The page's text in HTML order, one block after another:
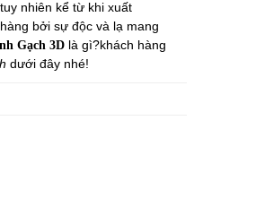
nhiên kể từ khi xuất
bởi sự độc và lạ mang
Gạch 3D là gì?khách hàng
dưới đây nhé!